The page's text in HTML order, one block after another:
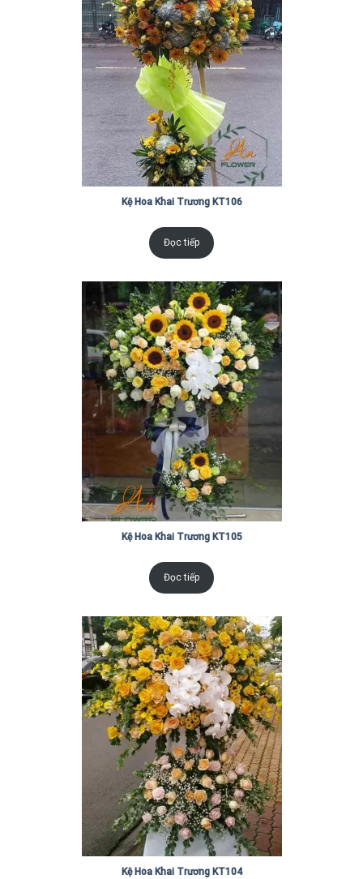
Kệ Hoa Khai Trương KT106
Đọc tiếp
Kệ Hoa Khai Trương KT105
Đọc tiếp
Kệ Hoa Khai Trương KT104